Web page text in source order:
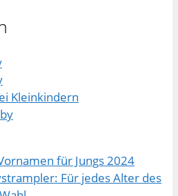
Kleinkindern
für Jungs 2024
Für jedes Alter des